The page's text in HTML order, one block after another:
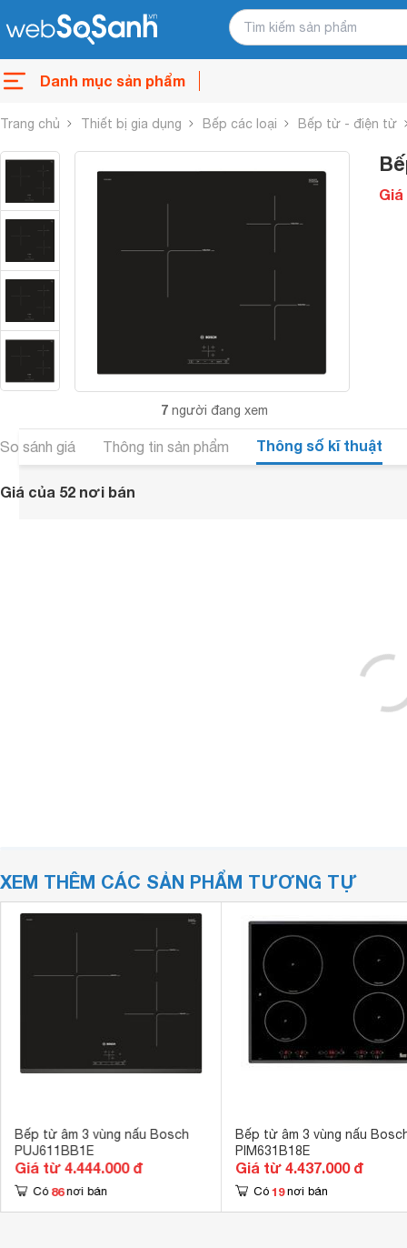
Danh mục sản phẩm
Trang chủ Thiết bị gia dụng Bếp các loại Bếp từ - điện từ
7 người đang xem
Giá
So sánh giá Thông tin sản phẩm Thông số kĩ thuật
Giá của 52 nơi bán
XEM THÊM CÁC SẢN PHẨM TƯƠNG TỰ
Bếp từ âm 3 vùng nấu Bosch
PUJ611BB1E
Giá từ 4.444.000 đ
Có 86 nơi bán
Bếp từ âm 3 vùng nấu
PIM631B18E
Giá từ 4.437.000 đ
Có 19 nơi bán